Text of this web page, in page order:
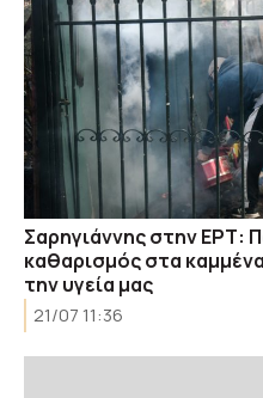
Σαρηγιάννης στην ΕΡΤ:
καθαρισμός στα
την υγεία μας
21/07 11:36